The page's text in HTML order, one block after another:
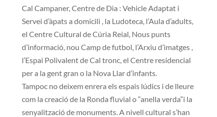
Cal Campaner, Centre de Dia : Vehicle Adaptat i
Servei d’àpats a domicili , la Ludoteca, l’Aula d’adults,
el Centre Cultural de Cúria Reial, Nous punts
d’informació, nou Camp de futbol, l’Arxiu d’imatges ,
l’Espai Polivalent de Cal tronc, el Centre residencial
per a la gent gran o la Nova Llar d’infants.
Tampoc no deixem enrera els espais lúdics i de lleure
com la creació de la Ronda fluvial o “anella verda”i la
senyalització de monuments. A nivell cultural s’han